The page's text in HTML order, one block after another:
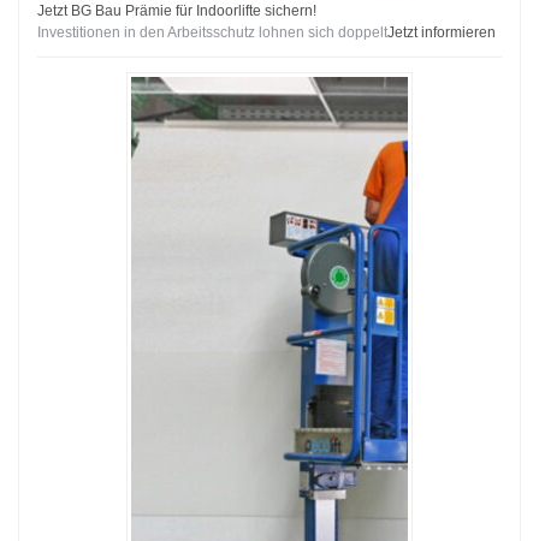
Jetzt BG Bau Prämie für Indoorlifte sichern!
Investitionen in den Arbeitsschutz lohnen sich doppeltJetzt informieren